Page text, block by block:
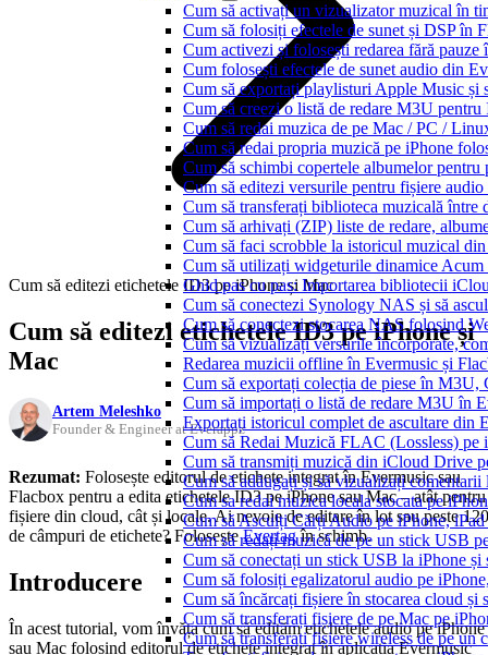
Cum să activați un vizualizator muzical în
Cum să folosiți efectele de sunet și DSP în
Cum activezi și folosești redarea fără pauze
Cum folosești efectele de sunet audio din
Cum să exportați playlisturi Apple Music și
Cum să creezi o listă de redare M3U
Cum să redai muzica de pe Mac / PC /
Cum să redai propria muzică pe iPhone
Cum să schimbi copertele albumelor
Cum să editezi versurile pentru fișiere
Cum să transferați biblioteca muzicală
Cum să arhivați (ZIP) liste de redare,
Cum să faci scrobble la istoricul muzical
Cum să utilizați widgeturile dinamice
Ghid pas cu pas: Importarea bibliotecii
Cum să conectezi Synology NAS și să
Cum să conectezi stocarea NAS folosind
Cum să vizualizați versurile încorporate,
Redarea muzicii offline în Evermusic și
Cum să exportați colecția de piese în
Cum să importați o listă de redare M3U în
Exportați istoricul complet de ascultare din
Cum să Redai Muzică FLAC (Lossless) pe
Cum să transmiți muzică din iCloud Drive
Cum să adăugați și să vizualizați
Cum sa redai muzica locala stocata pe
Cum să Asculți Cărți Audio pe iPhone,
Cum să redați muzică de pe un stick USB
Cum să conectați un stick USB la iPhone și
Cum să folosiți egalizatorul audio pe
Cum să încărcați fișiere în stocarea cloud
Cum să transferați fișiere de pe Mac pe
Cum să transferați fișiere wireless de pe
Cum să editezi etichetele ID3 pe iPhone și Mac
Cum să editezi etichetele ID3 pe iPhone și
Mac
Artem Meleshko
Founder & Engineer at Everappz
Rezumat: Folosește editorul de etichete integrat în Evermusic sau
Flacbox pentru a edita etichetele ID3 pe iPhone sau Mac – atât pentru
fișiere din cloud, cât și locale. Ai nevoie de editare în lot sau peste 120
de câmpuri de etichete? FoloseșteEvertagîn schimb.
Introducere
În acest tutorial, vom învăța cum să edităm etichetele audio pe iPhone
sau Mac folosind editorul de etichete integrat în aplicația Evermusic